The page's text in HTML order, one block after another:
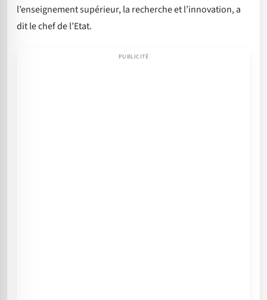
l’enseignement supérieur, la recherche et l’innovation, a
dit le chef de l’Etat.